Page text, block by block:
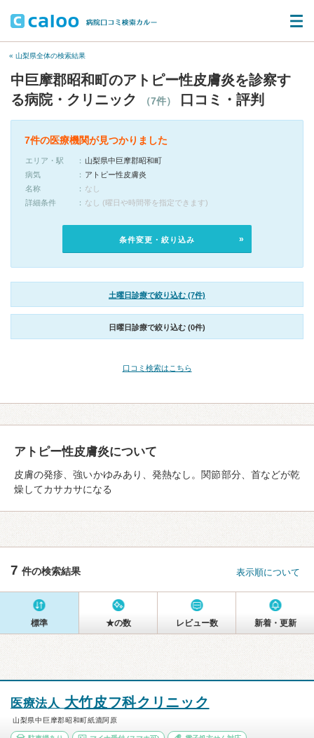
« 山梨県全体の検索結果
中巨摩郡昭和町のアトピー性皮膚炎を診察す
る病院・クリニック
（7件） 口コミ・評判
7件の医療機関が見つかりました
エリア・駅
山梨県中巨摩郡昭和町
病気
アトピー性皮膚炎
名称
なし
詳細条件
なし (曜日や時間帯を指定できます)
条件変更・絞り込み
土曜日診療で絞り込む (7件)
日曜日診療で絞り込む (0件)
口コミ検索はこちら
アトピー性皮膚炎について
皮膚の発疹、強いかゆみあり、発熱なし。関節部分、首などが乾
燥してカサカサになる
7 件の検索結果 表示順について
標準 ★の数 レビュー数 新着・更新
医療法人 大竹皮フ科クリニック
山梨県中巨摩郡昭和町紙漉阿原